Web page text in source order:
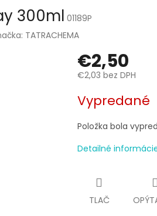
300ml 01189P
TATRACHEMA
€2,50
€2,03 bez DPH
cena:
Vypredané
Položka bola
Detailné
TLAČ